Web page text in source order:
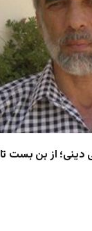
دینی؛ از بن بست تا